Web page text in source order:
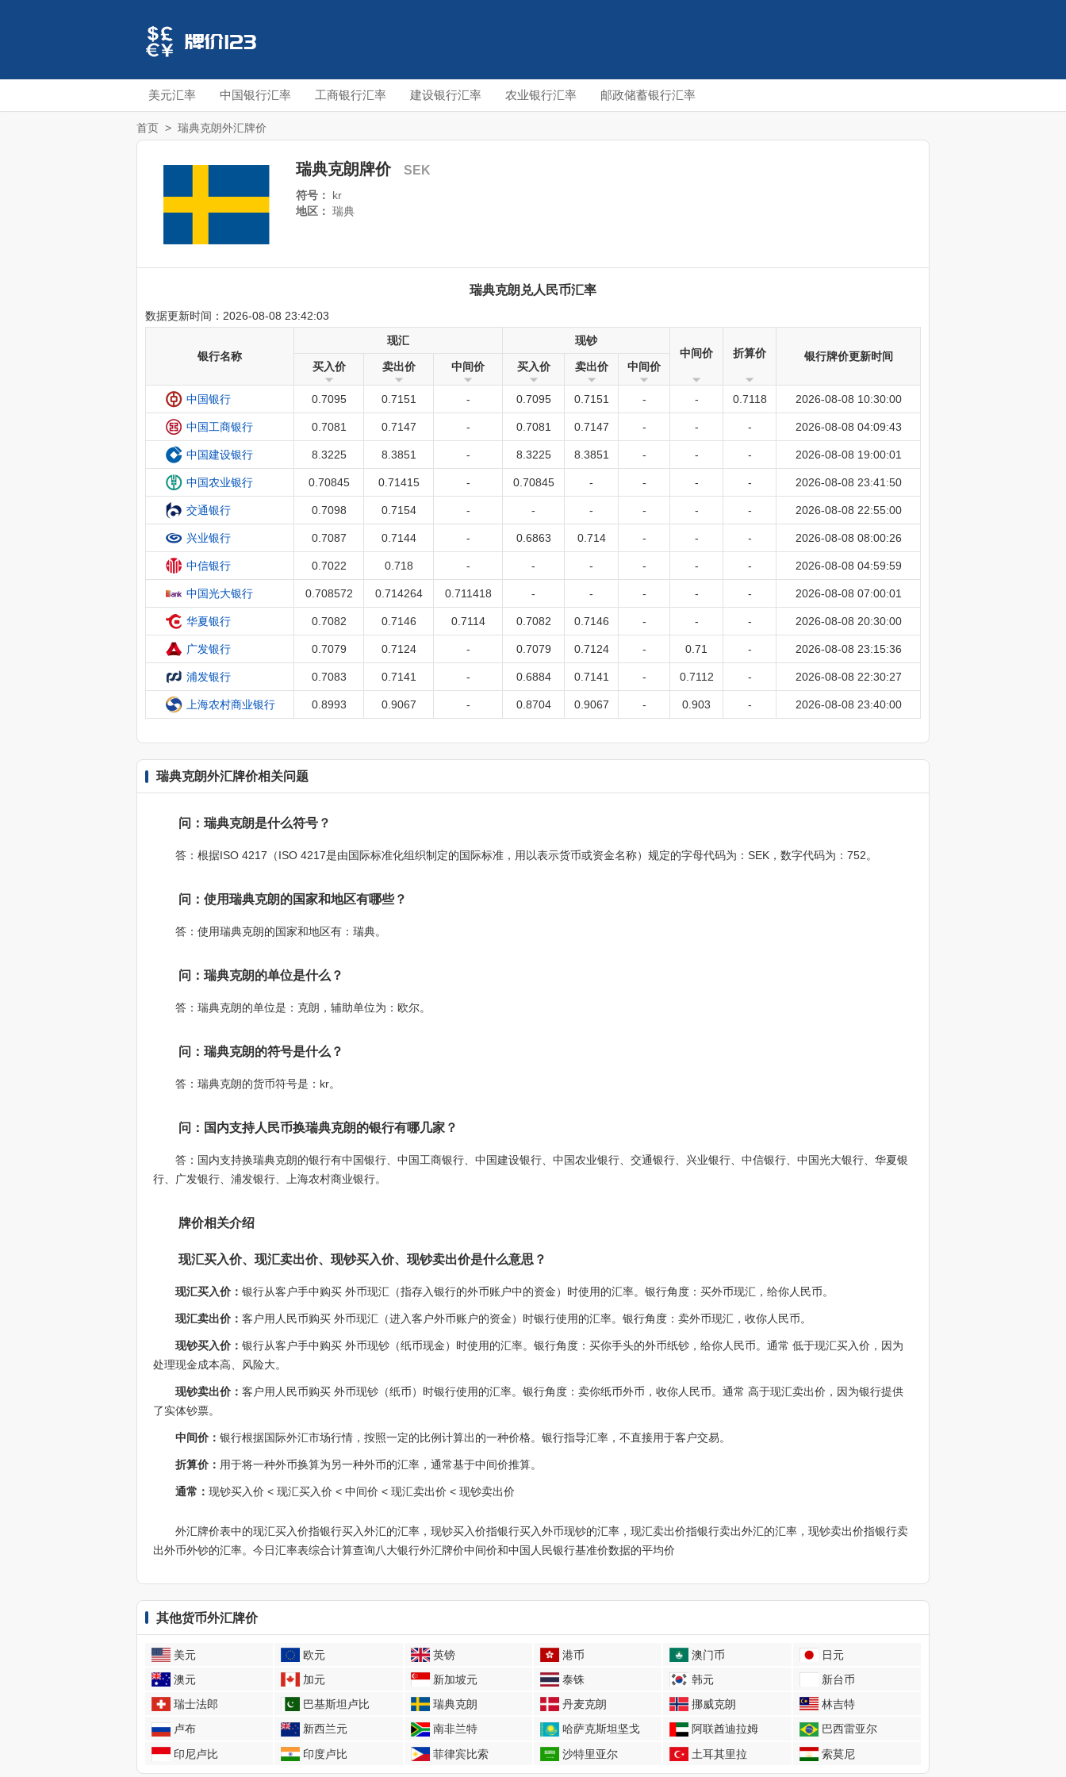
美元汇率 中国银行汇率 工商银行汇率 建设银行汇率 农业银行汇率 邮政储蓄银行汇率
首页 > 瑞典克朗外汇牌价
瑞典克朗牌价 SEK
符号：
kr
地区： 瑞典
瑞典克朗兑人民币汇率
数据更新时间：2026-08-08 23:42:03
银行名称
现汇
现钞
中间价
折算价
银行牌价更新时间
买入价
卖出价 中间价 买入价 卖出价 中间价
中国银行 0.7095 0.7151 - 0.7095 0.7151 - - 0.7118 2026-08-08 10:30:00
中国工商银行 0.7081 0.7147 - 0.7081 0.7147 - - - 2026-08-08 04:09:43
中国建设银行 8.3225 8.3851 - 8.3225 8.3851 - - - 2026-08-08 19:00:01
中国农业银行 0.70845 0.71415 - 0.70845 - - - - 2026-08-08 23:41:50
交通银行 0.7098 0.7154 - - - - - - 2026-08-08 22:55:00
兴业银行 0.7087 0.7144 - 0.6863 0.714 - - - 2026-08-08 08:00:26
中信银行 0.7022 0.718 - - - - - - 2026-08-08 04:59:59
中国光大银行 0.708572 0.714264 0.711418 - - - - - 2026-08-08 07:00:01
华夏银行 0.7082 0.7146 0.7114 0.7082 0.7146 - - - 2026-08-08 20:30:00
广发银行 0.7079 0.7124 - 0.7079 0.7124 - 0.71 - 2026-08-08 23:15:36
浦发银行 0.7083 0.7141 - 0.6884 0.7141 - 0.7112 - 2026-08-08 22:30:27
上海农村商业银行 0.8993 0.9067 - 0.8704 0.9067 - 0.903 - 2026-08-08 23:40:00
瑞典克朗外汇牌价相关问题
问：瑞典克朗是什么符号？
答：根据ISO 4217（ISO 4217是由国际标准化组织制定的国际标准，用以表示货币或资金名称）规定的字母代码为：SEK，数字代码为：752。
问：使用瑞典克朗的国家和地区有哪些？
答：使用瑞典克朗的国家和地区有：瑞典。
问：瑞典克朗的单位是什么？
答：瑞典克朗的单位是：克朗，辅助单位为：欧尔。
问：瑞典克朗的符号是什么？
答：瑞典克朗的货币符号是：kr。
问：国内支持人民币换瑞典克朗的银行有哪几家？
答：国内支持换瑞典克朗的银行有中国银行、中国工商银行、中国建设银行、中国农业银行、交通银行、兴业银行、中信银行、中国光大银行、华夏银
行、广发银行、浦发银行、上海农村商业银行。
牌价相关介绍
现汇买入价、现汇卖出价、现钞买入价、现钞卖出价是什么意思？
现汇买入价： 银行从客户手中购买 外币现汇（指存入银行的外币账户中的资金）时使用的汇率。银行角度：买外币现汇，给你人民币。
现汇卖出价： 客户用人民币购买 外币现汇（进入客户外币账户的资金）时银行使用的汇率。银行角度：卖外币现汇，收你人民币。
现钞买入价： 银行从客户手中购买 外币现钞（纸币现金）时使用的汇率。银行角度：买你手头的外币纸钞，给你人民币。通常 低于现汇买入价，因为
处理现金成本高、风险大。
现钞卖出价： 客户用人民币购买 外币现钞（纸币）时银行使用的汇率。银行角度：卖你纸币外币，收你人民币。通常 高于现汇卖出价，因为银行提供
了实体钞票。
中间价： 银行根据国际外汇市场行情，按照一定的比例计算出的一种价格。银行指导汇率，不直接用于客户交易。
折算价： 用于将一种外币换算为另一种外币的汇率，通常基于中间价推算。
通常： 现钞买入价 < 现汇买入价 < 中间价 < 现汇卖出价 < 现钞卖出价
外汇牌价表中的现汇买入价指银行买入外汇的汇率，现钞买入价指银行买入外币现钞的汇率，现汇卖出价指银行卖出外汇的汇率，现钞卖出价指银行卖
出外币外钞的汇率。今日汇率表综合计算查询八大银行外汇牌价中间价和中国人民银行基准价数据的平均价
其他货币外汇牌价
美元 欧元 英镑 港币 澳门币
日元
澳元
加元 新加坡元 泰铢 韩元
新台币
瑞士法郎
巴基斯坦卢比 瑞典克朗 丹麦克朗 挪威克朗
林吉特
卢布
新西兰元 南非兰特 哈萨克斯坦坚戈 阿联酋迪拉姆
巴西雷亚尔
印尼卢比
印度卢比 菲律宾比索 沙特里亚尔 土耳其里拉 索莫尼